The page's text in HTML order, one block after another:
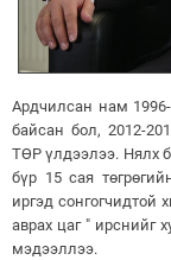
Ардчилсан нам
байсан бол, 2012-
ТӨР үлдээлээ. Нялх
бүр 15 сая
иргэд сонгогчидтой
аврах цаг " ирснийг
мэдээллээ.